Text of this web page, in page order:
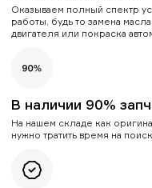
Оказываем полный спектр
работы, будь то замена
двигателя или покраска
В наличии 90%
На нашем складе как
нужно тратить время на